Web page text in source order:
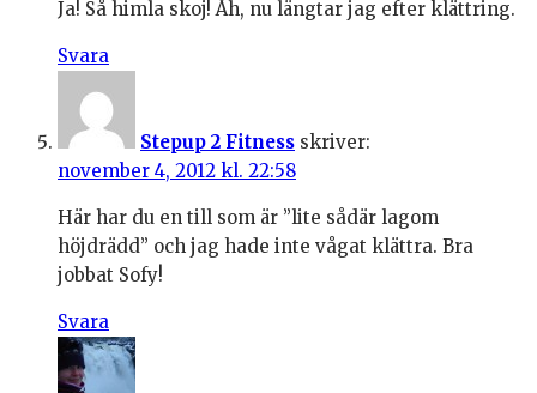
Ja! Så himla skoj! Åh, nu längtar jag efter klättring.
Svara
Stepup 2 Fitness skriver:
november 4, 2012 kl. 22:58
Här har du en till som är ”lite sådär lagom
höjdrädd” och jag hade inte vågat klättra. Bra
jobbat Sofy!
Svara